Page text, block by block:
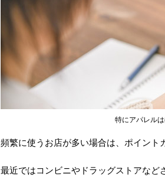
特にアパレル
頻繁に使うお店が多い場合は、ポイント
最近ではコンビニやドラッグストアな